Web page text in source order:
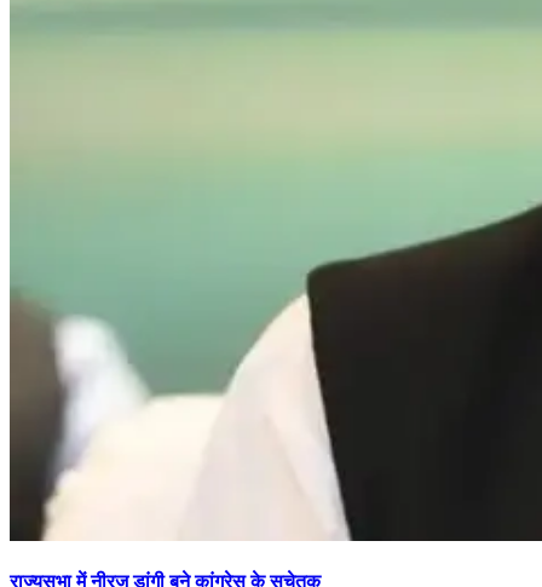
राज्यसभा में नीरज डांगी बने कांग्रेस के सचेतक